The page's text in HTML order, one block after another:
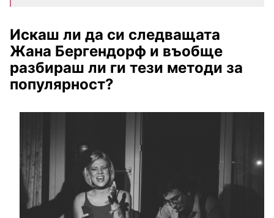
Искаш ли да си следващата
Жана Бергендорф и въобще
разбираш ли ги тези методи за
популярност?